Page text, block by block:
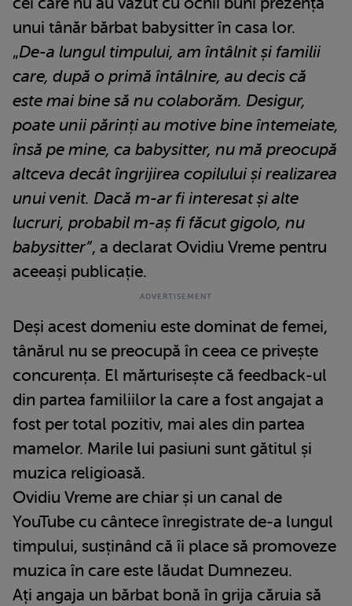
unui tânăr bărbat babysitter în casa lor.
„De-a lungul timpului, am întâlnit și familii
care, după o primă întâlnire, au decis că
este mai bine să nu colaborăm. Desigur,
poate unii părinți au motive bine întemeiate,
însă pe mine, ca babysitter, nu mă preocupă
altceva decât îngrijirea copilului și realizarea
unui venit. Dacă m-ar fi interesat și alte
lucruri, probabil m-aș fi făcut gigolo, nu
babysitter”, a declarat Ovidiu Vreme pentru
aceeași publicație.
Deși acest domeniu este dominat de femei,
tânărul nu se preocupă în ceea ce privește
concurența. El mărturisește că feedback-ul
din partea familiilor la care a fost angajat a
fost per total pozitiv, mai ales din partea
mamelor. Marile lui pasiuni sunt gătitul și
muzica religioasă.
Ovidiu Vreme are chiar și un canal de
YouTube cu cântece înregistrate de-a lungul
timpului, susținând că îi place să promoveze
muzica în care este lăudat Dumnezeu.
Ați angaja un bărbat bonă în grija căruia să